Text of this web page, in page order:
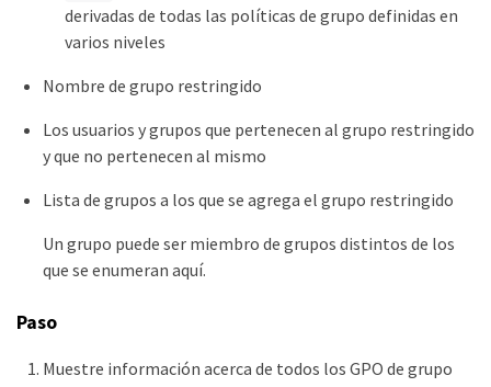
derivadas de todas las políticas de grupo definidas en
varios niveles
Nombre de grupo restringido
Los usuarios y grupos que pertenecen al grupo restringido
y que no pertenecen al mismo
Lista de grupos a los que se agrega el grupo restringido
Un grupo puede ser miembro de grupos distintos de los
que se enumeran aquí.
Paso
Muestre información acerca de todos los GPO de grupo